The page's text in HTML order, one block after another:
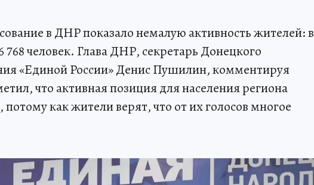
в ДНР показало немалую активность жителей: в
768 человек. Глава ДНР, секретарь Донецкого
«Единой России» Денис Пушилин, комментируя
что активная позиция для населения региона
потому как жители верят, что от их голосов многое